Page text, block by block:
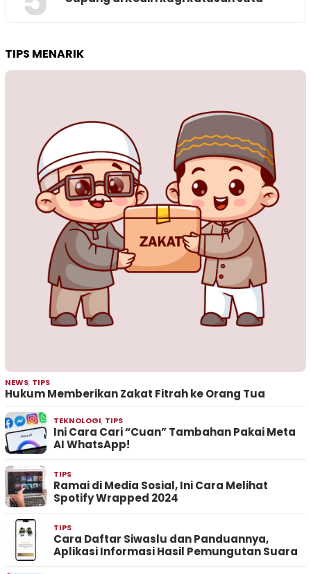
TIPS MENARIK
NEWS, TIPS
Hukum Memberikan Zakat Fitrah ke Orang Tua
TEKNOLOGI, TIPS
Ini Cara Cari “Cuan” Tambahan Pakai Meta
AI WhatsApp!
TIPS
Ramai di Media Sosial, Ini Cara Melihat
Spotify Wrapped 2024
TIPS
Cara Daftar Siwaslu dan Panduannya,
Aplikasi Informasi Hasil Pemungutan Suara